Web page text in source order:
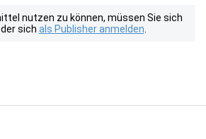
nutzen zu können, müssen Sie sich
sich als Publisher anmelden